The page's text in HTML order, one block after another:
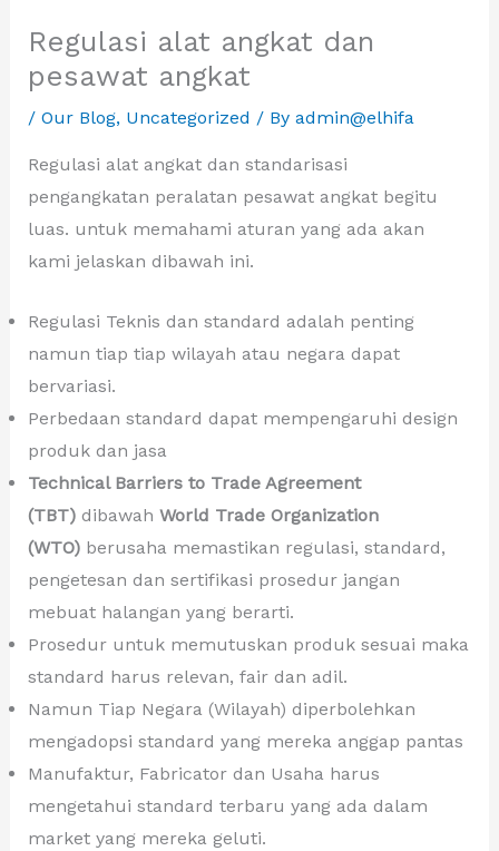
Regulasi alat angkat dan
pesawat angkat
/ Our Blog, Uncategorized / By admin@elhifa
Regulasi alat angkat dan standarisasi
pengangkatan peralatan pesawat angkat begitu
luas. untuk memahami aturan yang ada akan
kami jelaskan dibawah ini.
Regulasi Teknis dan standard adalah penting
namun tiap tiap wilayah atau negara dapat
bervariasi.
Perbedaan standard dapat mempengaruhi design
produk dan jasa
Technical Barriers to Trade Agreement
(TBT)dibawah World Trade Organization
(WTO) berusaha memastikan regulasi, standard,
pengetesan dan sertifikasi prosedur jangan
mebuat halangan yang berarti.
Prosedur untuk memutuskan produk sesuai maka
standard harus relevan, fair dan adil.
Namun Tiap Negara (Wilayah) diperbolehkan
mengadopsi standard yang mereka anggap pantas
Manufaktur, Fabricator dan Usaha harus
mengetahui standard terbaru yang ada dalam
market yang mereka geluti.